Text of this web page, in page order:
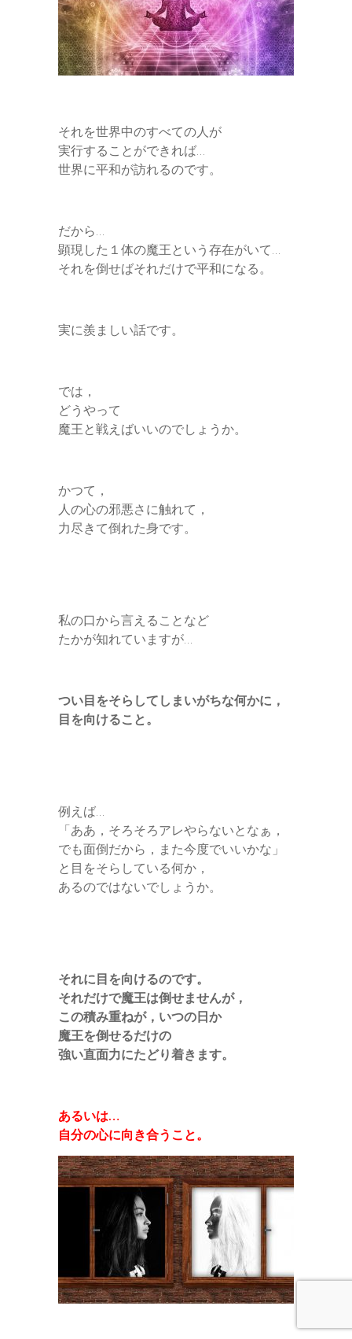
それを世界中のすべての人が
実行することができれば…
世界に平和が訪れるのです。
だから…
顕現した１体の魔王という存在がいて…
それを倒せばそれだけで平和になる。
実に羨ましい話です。
では，
どうやって
魔王と戦えばいいのでしょうか。
かつて，
人の心の邪悪さに触れて，
力尽きて倒れた身です。
私の口から言えることなど
たかが知れていますが…
つい目をそらしてしまいがちな何かに，
目を向けること。
例えば…
「ああ，そろそろアレやらないとなぁ，
でも面倒だから，また今度でいいかな」
と目をそらしている何か，
あるのではないでしょうか。
それに目を向けるのです。
それだけで魔王は倒せませんが，
この積み重ねが，いつの日か
魔王を倒せるだけの
強い直面力にたどり着きます。
あるいは…
自分の心に向き合うこと。